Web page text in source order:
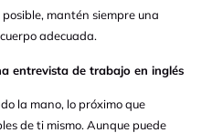
mantén siempre una
adecuada.
entrevista de trabajo en inglés
la mano, lo próximo que
de ti mismo. Aunque puede